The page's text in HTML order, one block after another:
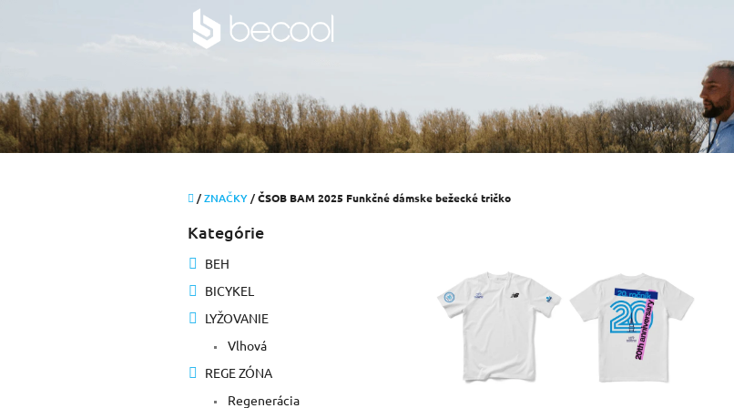
Domov
/ZNAČKY/ČSOB BAM 2025 Funkčné dámske bežecké tričko
Preskočiť
Kategórie
BEH
BICYKEL
LYŽOVANIE
Vlhová
REGE ZÓNA
Regenerácia